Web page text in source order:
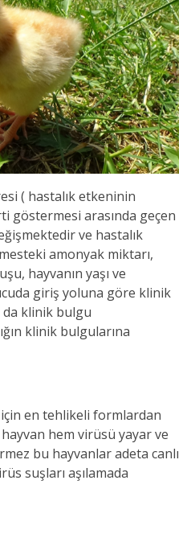
( hastalık etkeninin
göstermesi arasında geçen
ve hastalık
amonyak miktarı,
hayvanın yaşı ve
giriş yoluna göre klinik
klinik bulgu
klinik bulgularına
en tehlikeli formlardan
hem virüsü yayar ve
bu hayvanlar adeta canlı
suşları aşılamada